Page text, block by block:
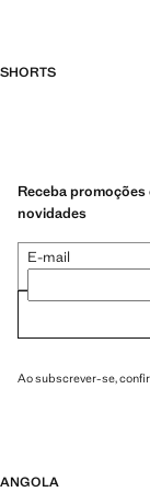
SHORTS
Receba
novidades
E-mail
Ao subscrever-se,
ANGOLA